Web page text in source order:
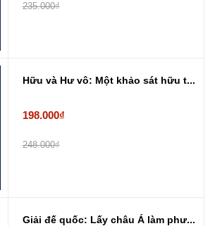
235.000₫
Hữu và Hư vô: Một khảo sát hữu t...
198.000₫
248.000₫
Giải đế quốc: Lấy châu Á làm phư...